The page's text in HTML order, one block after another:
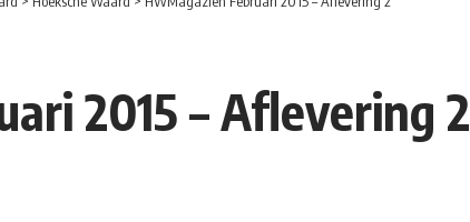
2015 – Aflevering 2